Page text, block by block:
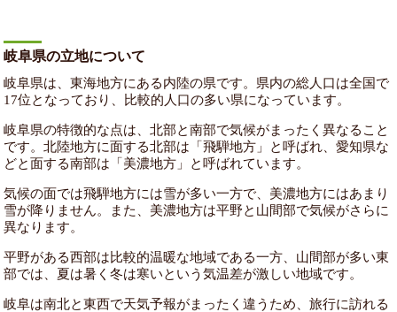
岐阜県の立地について
岐阜県は、東海地方にある内陸の県です。県内の総人口は全国で
17位となっており、比較的人口の多い県になっています。
岐阜県の特徴的な点は、北部と南部で気候がまったく異なること
です。北陸地方に面する北部は「飛騨地方」と呼ばれ、愛知県な
どと面する南部は「美濃地方」と呼ばれています。
気候の面では飛騨地方には雪が多い一方で、美濃地方にはあまり
雪が降りません。また、美濃地方は平野と山間部で気候がさらに
異なります。
平野がある西部は比較的温暖な地域である一方、山間部が多い東
部では、夏は暑く冬は寒いという気温差が激しい地域です。
岐阜は南北と東西で天気予報がまったく違うため、旅行に訪れる